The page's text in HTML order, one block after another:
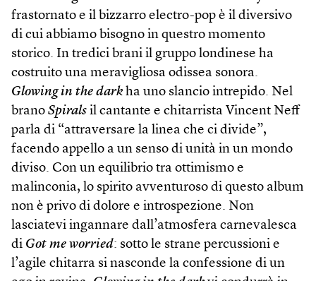
frastornato e il bizzarro electro-pop è il diversivo
di cui abbiamo bisogno in questro momento
storico. In tredici brani il gruppo londinese ha
costruito una meravigliosa odissea sonora.
Glowing in the dark ha uno slancio intrepido. Nel
brano Spirals il cantante e chitarrista Vincent Neff
parla di “attraversare la linea che ci divide”,
facendo appello a un senso di unità in un mondo
diviso. Con un equilibrio tra ottimismo e
malinconia, lo spirito avventuroso di questo album
non è privo di dolore e introspezione. Non
lasciatevi ingannare dall’atmosfera carnevalesca
di Got me worried: sotto le strane percussioni e
l’agile chitarra si nasconde la confessione di un